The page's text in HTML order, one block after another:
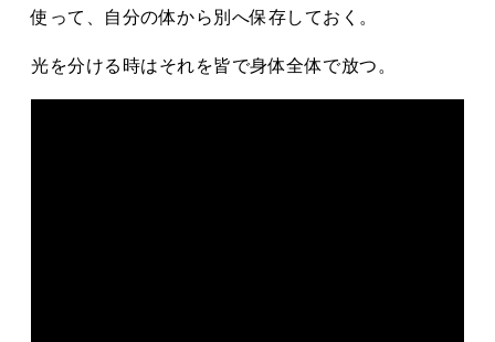
使って、自分の体から別へ保存しておく。
光を分ける時はそれを皆で身体全体で放つ。